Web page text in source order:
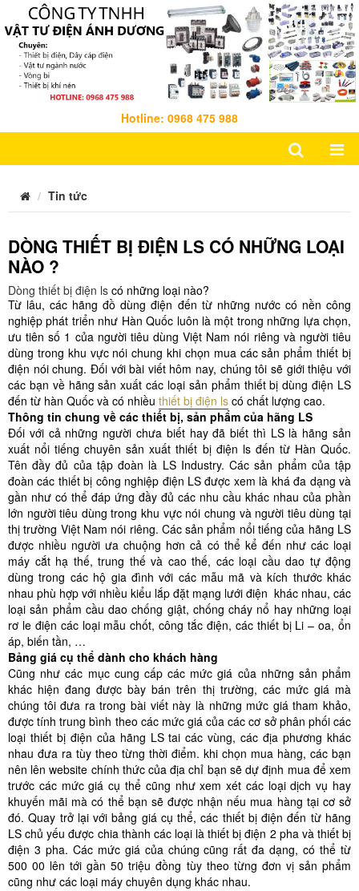
Hotline: 0968 475 988
Tin tức
DÒNG THIẾT BỊ ĐIỆN LS CÓ NHỮNG LOẠI
NÀO ?
Dòng thiết bị điện ls có những loại nào?
Từ lâu, các hãng đồ dùng điện đến từ những nước có nền công
nghiệp phát triển như Hàn Quốc luôn là một trong những lựa chọn,
ưu tiên số 1 của người tiêu dùng Việt Nam nói riêng và người tiêu
dùng trong khu vực nói chung khi chọn mua các sản phẩm thiết bị
điện nói chung. Đối với bài viết hôm nay, chúng tôi sẽ giới thiệu với
các bạn về hãng sản xuất các loại sản phẩm thiết bị dùng điện LS
đến từ hàn Quốc và có nhiều thiết bị điện ls có chất lượng cao.
Thông tin chung về các thiết bị, sản phẩm của hãng LS
Đối với cả những người chưa biết hay đã biết thì LS là hãng sản
xuất nổi tiếng chuyên sản xuất thiết bị điện ls đến từ Hàn Quốc.
Tên đầy đủ của tập đoàn là LS Industry. Các sản phẩm của tập
đoàn các thiết bị công nghiệp điện LS được xem là khá đa dạng và
gần như có thể đáp ứng đầy đủ các nhu cầu khác nhau của phần
lớn người tiêu dùng trong khu vực nói chung và người tiêu dùng tại
thị trường Việt Nam nói riêng. Các sản phẩm nổi tiếng của hãng LS
được nhiều người ưa chuộng hơn cả có thể kể đến như các loại
máy cắt hạ thế, trung thế và cao thế, các loại cầu dao tự động
dùng trong các hộ gia đình với các mẫu mã và kích thước khác
nhau phù hợp với nhiều kiểu lắp đặt mạng lưới điện khác nhau, các
loại sản phẩm cầu dao chống giật, chống cháy nổ hay những loại
rơ le điện các loại mẫu chốt, công tắc điện, các thiết bị Li – oa, ổn
áp, biến tần, …
Bảng giá cụ thể dành cho khách hàng
Cũng như các mục cung cấp các mức giá của những sản phẩm
khác hiện đang được bày bán trên thị trường, các mức giá mà
chúng tôi đưa ra trong bài viết này là những mức giá tham khảo,
được tính trung bình theo các mức giá của các cơ sở phân phối các
loại thiết bị điện của hãng LS tai các vùng, các địa phương khác
nhau đưa ra tùy theo từng thời điểm. khi chọn mua hàng, các bạn
nên lên website chính thức của địa chỉ bạn sẽ dự định mua để xem
trước các mức giá cụ thể cũng như xem xét các loại dịch vụ hay
khuyến mãi mà có thể bạn sẽ được nhận nếu mua hàng tại cơ sở
đó. Quay trở lại với bảng giá cụ thể, các thiết bị điện đến từ hãng
LS chủ yếu được chia thành các loại là thiết bị điện 2 pha và thiết bị
điện 3 pha. Các mức giá của chúng cũng rất đa dạng, có thể từ
500 00 lên tới gần 50 triệu đồng tùy theo từng đơn vị sản phẩm
cũng như các loại máy chuyên dụng khác nhau.